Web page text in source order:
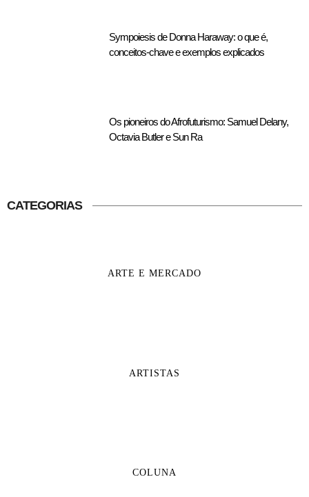
Sympoiesis de Donna Haraway: o que é,
conceitos-chave e exemplos explicados
Os pioneiros do Afrofuturismo: Samuel Delany,
Octavia Butler e Sun Ra
CATEGORIAS
ARTE E MERCADO
ARTISTAS
COLUNA